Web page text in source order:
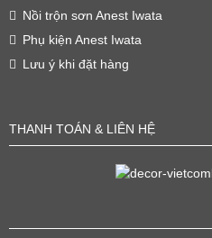
Nồi trộn sơn Anest Iwata
Phụ kiện Anest Iwata
Lưu ý khi đặt hàng
THANH TOÁN & LIÊN HỆ